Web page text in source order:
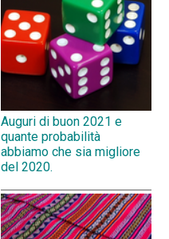
Auguri di buon 2021 e
quante probabilità
abbiamo che sia migliore
del 2020.